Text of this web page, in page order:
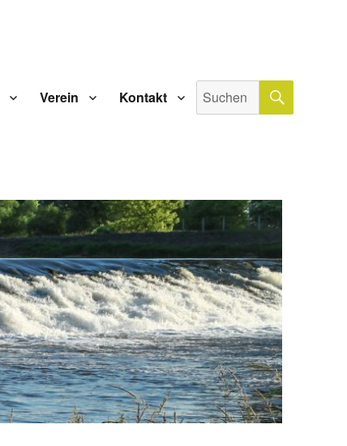
Verein Kontakt
Suche
nach: